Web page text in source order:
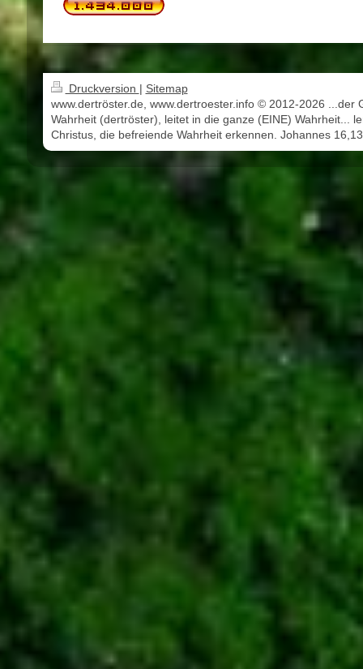
Druckversion | Sitemap
www.dertröster.de, www.dertroester.info © 2012-2026 ...der
Wahrheit (dertröster), leitet in die ganze (EINE) Wahrheit...
Christus, die befreiende Wahrheit erkennen. Johannes 16,13